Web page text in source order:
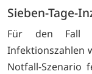
Sieben-Tage-
Für den Fall
Infektionszahlen
Notfall-Szenario